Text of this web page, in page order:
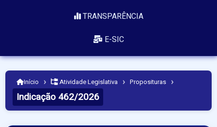
TRANSPARÊNCIA
E-SIC
Início › Atividade Legislativa › Proposituras ›
Indicação 462/2026